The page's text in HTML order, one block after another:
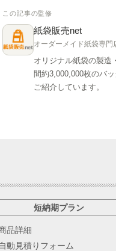
この記事の監修
紙袋販売net
オーダーメイド紙袋専門
オリジナル紙袋の製造
間約3,000,000枚のバ
ご紹介しています。
短納期プラン
品詳細
動見積りフォーム